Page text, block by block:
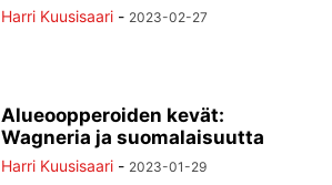
Harri Kuusisaari - 2023-02-27
Alueoopperoiden kevät:
Wagneria ja suomalaisuutta
Harri Kuusisaari - 2023-01-29